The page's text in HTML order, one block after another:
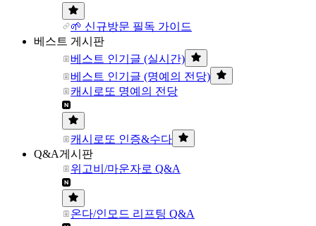
🌱 신규방문 필독 가이드
베스트 게시판
베스트 인기글 (실시간)
베스트 인기글 (명예의 전당)
캐시로또 명예의 전당
캐시로또 인증&수다
Q&A게시판
위고비/마운자로 Q&A
온다/인모드 리프팅 Q&A